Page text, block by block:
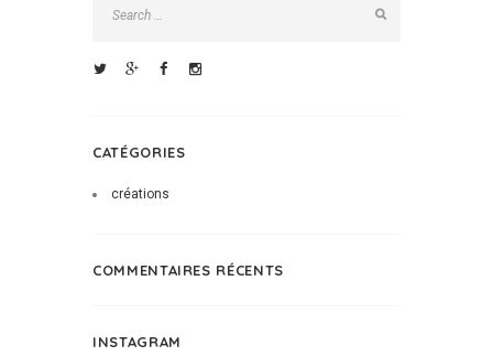
CATÉGORIES
créations
COMMENTAIRES RÉCENTS
INSTAGRAM